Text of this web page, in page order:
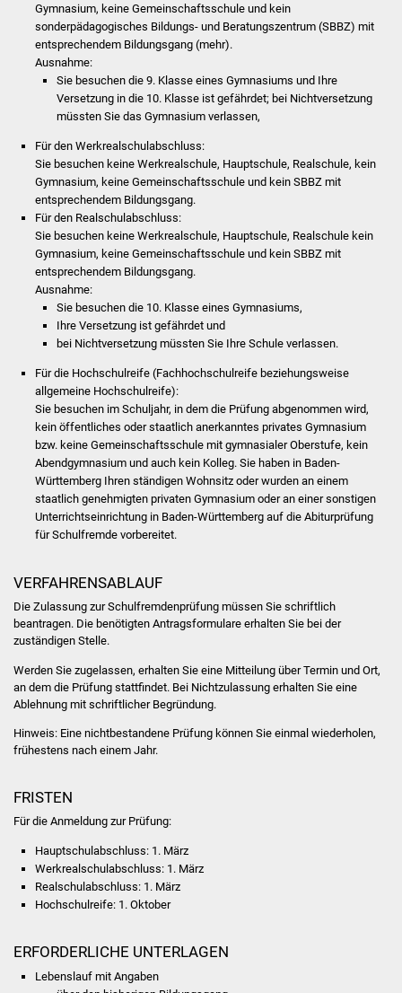
Bildung
Kindergärten
Kolping-Musikschule
Soziale Einrichtungen
Lokale Agenda
Jugendhaus
Fachteam Jugend
Kinder- und
Familienzentrum
Stadtwerke
NETZMonitor
Ärzte und Apotheken
Pflege von Angehörigen
Kultur & Freizeit
Gymnasium, keine Gemeinschaftsschule und kein
sonderpädagogisches Bildungs- und Beratungszentrum (SBBZ) mit
entsprechendem Bildungsgang (mehr).
Ausnahme:
Sie besuchen die 9. Klasse eines Gymnasiums und Ihre
Versetzung in die 10. Klasse ist gefährdet; bei Nichtversetzung
müssten Sie das Gymnasium verlassen,
Für den Werkrealschulabschluss:
Sie besuchen keine Werkrealschule, Hauptschule, Realschule, kein
Gymnasium, keine Gemeinschaftsschule und kein SBBZ mit
entsprechendem Bildungsgang.
Für den Realschulabschluss:
Sie besuchen keine Werkrealschule, Hauptschule, Realschule kein
Gymnasium, keine Gemeinschaftsschule und kein SBBZ mit
entsprechendem Bildungsgang.
Ausnahme:
Sie besuchen die 10. Klasse eines Gymnasiums,
Ihre Versetzung ist gefährdet und
bei Nichtversetzung müssten Sie Ihre Schule verlassen.
Für die Hochschulreife (Fachhochschulreife beziehungsweise
allgemeine Hochschulreife):
Sie besuchen im Schuljahr, in dem die Prüfung abgenommen wird,
kein öffentliches oder staatlich anerkanntes privates Gymnasium
bzw. keine Gemeinschaftsschule mit gymnasialer Oberstufe, kein
Abendgymnasium und auch kein Kolleg. Sie haben in Baden-
Württemberg Ihren ständigen Wohnsitz oder wurden an einem
staatlich genehmigten privaten Gymnasium oder an einer sonstigen
Unterrichtseinrichtung in Baden-Württemberg auf die Abiturprüfung
für Schulfremde vorbereitet.
VERFAHRENSABLAUF
Die Zulassung zur Schulfremdenprüfung müssen Sie schriftlich
beantragen. Die benötigten Antragsformulare erhalten Sie bei der
zuständigen Stelle.
Werden Sie zugelassen, erhalten Sie eine Mitteilung über Termin und Ort,
an dem die Prüfung stattfindet. Bei Nichtzulassung erhalten Sie eine
Ablehnung mit schriftlicher Begründung.
Hinweis:Eine nichtbestandene Prüfung können Sie einmal wiederholen,
frühestens nach einem Jahr.
FRISTEN
Für die Anmeldung zur Prüfung:
Hauptschulabschluss: 1. März
Werkrealschulabschluss: 1. März
Realschulabschluss: 1. März
Hochschulreife: 1. Oktober
ERFORDERLICHE UNTERLAGEN
Lebenslauf mit Angaben